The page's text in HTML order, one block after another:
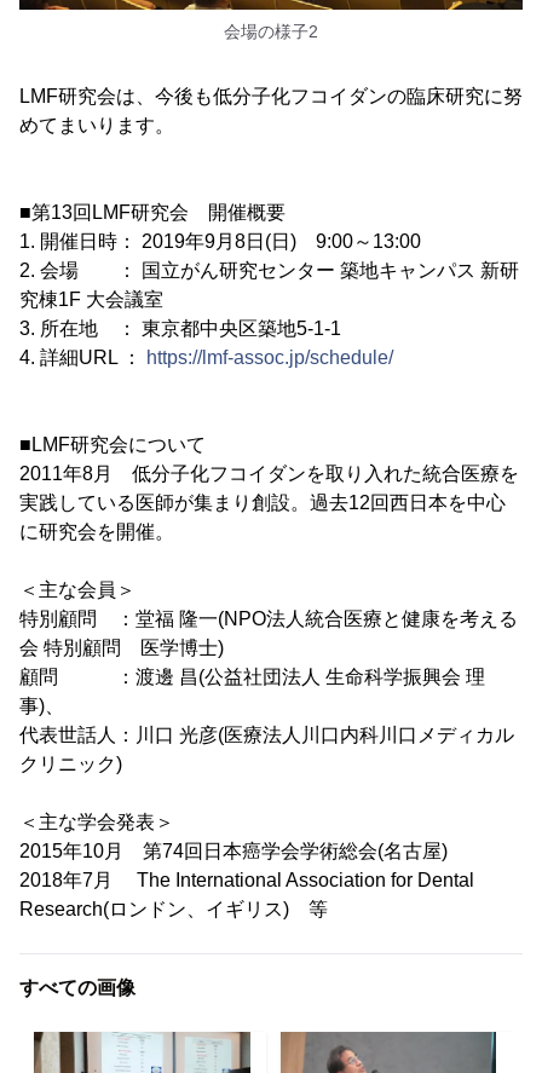
会場の様子2
LMF研究会は、今後も低分子化フコイダンの臨床研究に努
めてまいります。
■第13回LMF研究会 開催概要
1. 開催日時： 2019年9月8日(日) 9:00～13:00
2. 会場 ： 国立がん研究センター 築地キャンパス 新研
究棟1F 大会議室
3. 所在地 ： 東京都中央区築地5-1-1
4. 詳細URL ：
https://lmf-assoc.jp/schedule/
■LMF研究会について
2011年8月 低分子化フコイダンを取り入れた統合医療を
実践している医師が集まり創設。過去12回西日本を中心
に研究会を開催。
＜主な会員＞
特別顧問 ：堂福 隆一(NPO法人統合医療と健康を考える
会 特別顧問 医学博士)
顧問 ：渡邊 昌(公益社団法人 生命科学振興会 理
事)、
代表世話人：川口 光彦(医療法人川口内科川口メディカル
クリニック)
＜主な学会発表＞
2015年10月 第74回日本癌学会学術総会(名古屋)
2018年7月 The International Association for Dental
Research(ロンドン、イギリス) 等
すべての画像